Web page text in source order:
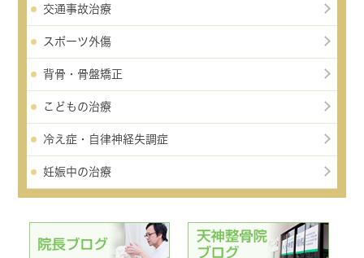
交通事故治療
スポーツ外傷
背骨・骨盤矯正
こどもの治療
冷え症・自律神経失調症
妊娠中の治療